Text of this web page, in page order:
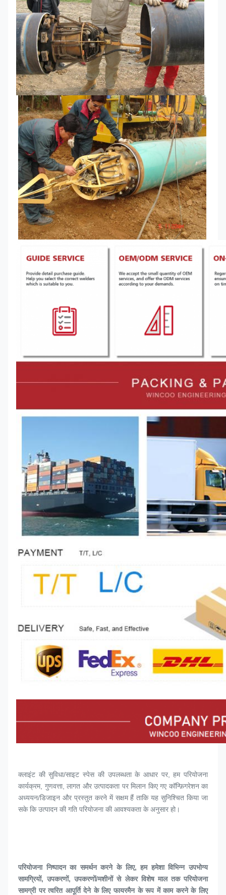
क्लाइंट की सुविधा/साइट स्पेस की उपलब्धता के आधार पर, हम परियोजना
कार्यक्रम, गुणवत्ता, लागत और उत्पादकता पर मिलान किए गए कॉन्फ़िगरेशन का
अध्ययन/डिजाइन और प्रस्तुत करने में सक्षम हैं ताकि यह सुनिश्चित किया जा
सके कि उत्पादन की गति परियोजना की आवश्यकता के अनुसार हो।
परियोजना निष्पादन का समर्थन करने के लिए, हम हमेशा विभिन्न उपभोग्य
सामग्रियों, उपकरणों, उपकरणों/मशीनों से लेकर विशेष माल तक परियोजना
सामग्री पर त्वरित आपूर्ति देने के लिए फायरमैन के रूप में काम करने के लिए